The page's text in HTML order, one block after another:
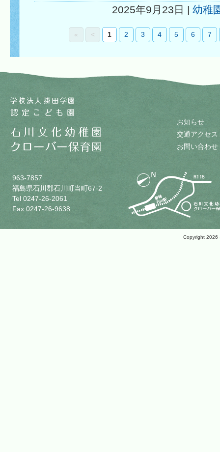
2025年9月23日 | 幼稚
« < 1 2 3 4 5 6 7
963-7857
福島県石川郡石川町当町67-2
Tel 0247-26-2061
Fax 0247-26-9638
お知らせ
交通アクセス
お問い合わせ
Copyright 2026